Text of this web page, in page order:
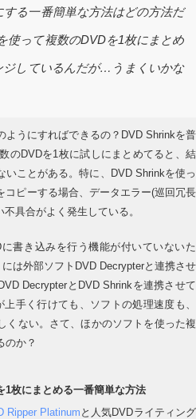
る一番簡単な方法はどの方法だ
使って複数のDVDを1枚にまとめ
ジしているんだが…うまくいかな
ようにすればできるの？DVD Shrinkを普
のDVDを1枚に試しにまとめてると、結
ことがある。特に、DVD Shrinkを使っ
コピーする場合、データエラー(巡回冗長
具合がよく発生している。
書き込みを行う機能が付いていないた
は外部ソフトDVD Decrypterと連携させ
DecrypterとDVD Shrinkを連携させて
手く行けても、ソフトの処理速度も、
くない。さて、ほかのソフトを使った複
のか？
1枚にまとめる一番簡単な方法
Ripper Platinum と人気DVDライティング